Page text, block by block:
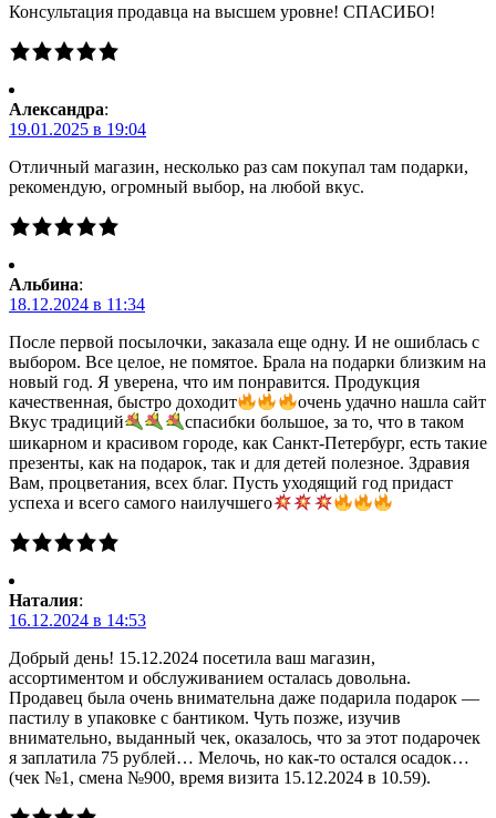
Консультация продавца на высшем уровне! СПАСИБО!
Александра:
19.01.2025 в 19:04
Отличный магазин, несколько раз сам покупал там подарки,
рекомендую, огромный выбор, на любой вкус.
Альбина:
18.12.2024 в 11:34
После первой посылочки, заказала еще одну. И не ошиблась с
выбором. Все целое, не помятое. Брала на подарки близким на
новый год. Я уверена, что им понравится. Продукция
качественная, быстро доходит
очень удачно нашла сайт
Вкус традиций
спасибки большое, за то, что в таком
шикарном и красивом городе, как Санкт-Петербург, есть такие
презенты, как на подарок, так и для детей полезное. Здравия
Вам, процветания, всех благ. Пусть уходящий год придаст
успеха и всего самого наилучшего
Наталия:
16.12.2024 в 14:53
Добрый день! 15.12.2024 посетила ваш магазин,
ассортиментом и обслуживанием осталась довольна.
Продавец была очень внимательна даже подарила подарок —
пастилу в упаковке с бантиком. Чуть позже, изучив
внимательно, выданный чек, оказалось, что за этот подарочек
я заплатила 75 рублей… Мелочь, но как-то остался осадок…
(чек №1, смена №900, время визита 15.12.2024 в 10.59).